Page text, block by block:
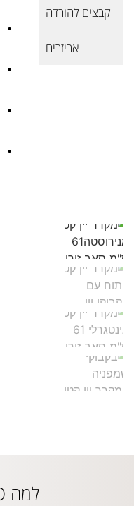
קבצים להורדה
אביזרים
למה SUB-ZERO?